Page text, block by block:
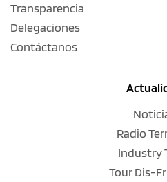
Transparencia
Delegaciones
Contáctanos
Radio
Industry
Tour Dis-